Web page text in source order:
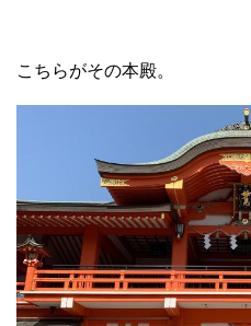
こちらがその本殿。